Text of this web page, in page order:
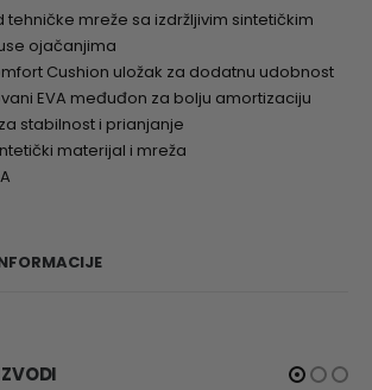
tehničke mreže sa izdržljivim sintetičkim
ojačanjima
Cushion uložak za dodatnu udobnost
EVA međuđon za bolju amortizaciju
stabilnost i prianjanje
materijal i mreža